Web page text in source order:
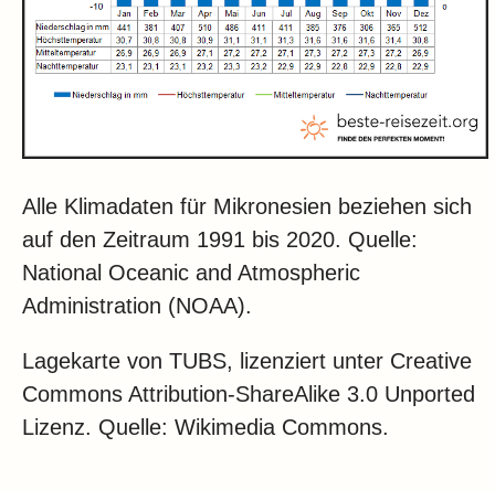
Alle Klimadaten für Mikronesien beziehen sich
auf den Zeitraum 1991 bis 2020. Quelle:
National Oceanic and Atmospheric
Administration (NOAA).
Lagekarte von TUBS, lizenziert unter Creative
Commons Attribution-ShareAlike 3.0 Unported
Lizenz. Quelle: Wikimedia Commons.